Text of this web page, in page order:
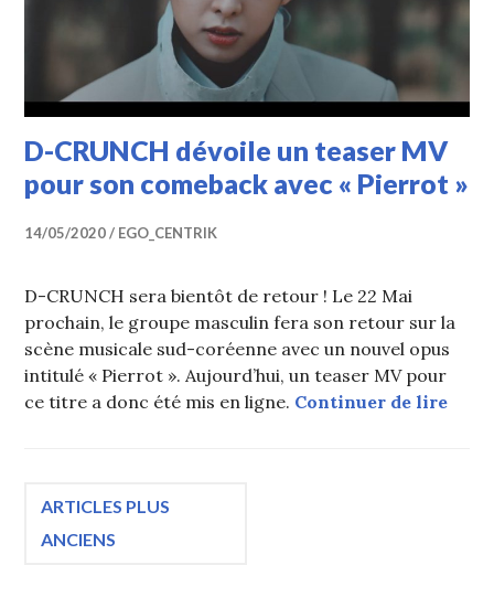
D-CRUNCH dévoile un teaser MV
pour son comeback avec « Pierrot »
14/05/2020 EGO_CENTRIK
D-CRUNCH sera bientôt de retour ! Le 22 Mai
prochain, le groupe masculin fera son retour sur la
scène musicale sud-coréenne avec un nouvel opus
intitulé « Pierrot ». Aujourd’hui, un teaser MV pour
ce titre a donc été mis en ligne. Continuer de lireD-
Navigation
ARTICLES PLUS
ANCIENS